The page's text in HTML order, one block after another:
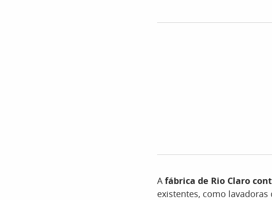
Afábrica de Rio Claro
existentes, como